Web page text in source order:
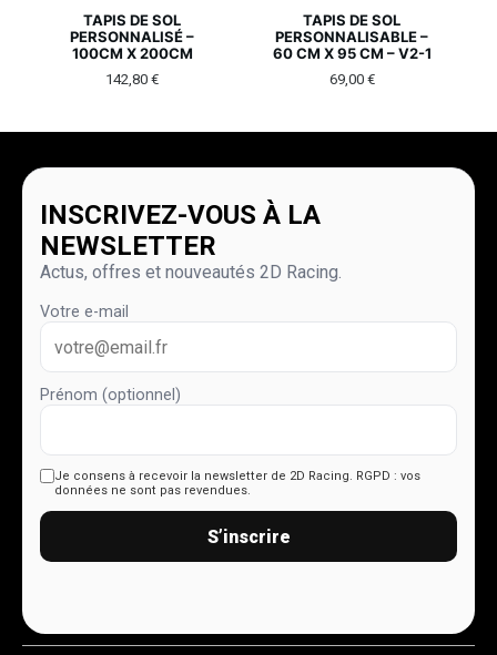
TAPIS DE SOL
PERSONNALISÉ –
100CM X 200CM
142,80 €
TAPIS DE SOL
PERSONNALISABLE –
60 CM X 95 CM – V2-1
69,00 €
INSCRIVEZ-VOUS À LA
NEWSLETTER
Actus, offres et nouveautés 2D Racing.
Votre e-mail
Prénom (optionnel)
Je consens à recevoir la newsletter de 2D Racing. RGPD : vos
données ne sont pas revendues.
S’inscrire